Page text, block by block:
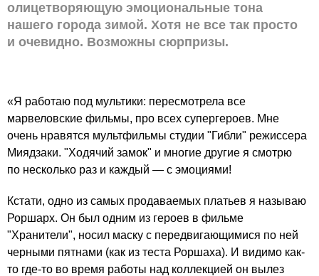
олицетворяющую эмоциональные тона
нашего города зимой. Хотя не все так просто
и очевидно. Возможны сюрпризы.
«Я работаю под мультики: пересмотрела все
марвеловские фильмы, про всех супергероев. Мне
очень нравятся мультфильмы студии "Гибли" режиссера
Миядзаки. "Ходячий замок" и многие другие я смотрю
по несколько раз и каждый — с эмоциями!
Кстати, одно из самых продаваемых платьев я называю
Роршарх. Он был одним из героев в фильме
"Хранители", носил маску с передвигающимися по ней
черными пятнами (как из теста Роршаха). И видимо как-
то где-то во время работы над коллекцией он вылез